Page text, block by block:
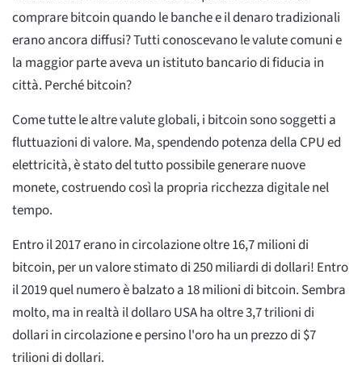
comprare bitcoin quando le banche e il denaro tradizionali
erano ancora diffusi? Tutti conoscevano le valute comuni e
la maggior parte aveva un istituto bancario di fiducia in
città. Perché bitcoin?
Come tutte le altre valute globali, i bitcoin sono soggetti a
fluttuazioni di valore. Ma, spendendo potenza della CPU ed
elettricità, è stato del tutto possibile generare nuove
monete, costruendo così la propria ricchezza digitale nel
tempo.
Entro il 2017 erano in circolazione oltre 16,7 milioni di
bitcoin, per un valore stimato di 250 miliardi di dollari! Entro
il 2019 quel numero è balzato a 18 milioni di bitcoin. Sembra
molto, ma in realtà il dollaro USA ha oltre 3,7 trilioni di
dollari in circolazione e persino l'oro ha un prezzo di $7
trilioni di dollari.